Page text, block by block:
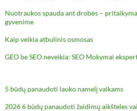
Nuotraukos spauda ant drobės –
gyvenime
Kaip veikia atbulinis osmosas
GEO be SEO neveikia: SEO Mokymai
5 būdų panaudoti lauko namelį vaikams
2026 6 būdų panaudoti žaidimų aikšteles